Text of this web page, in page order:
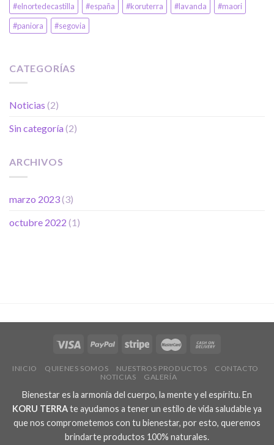
#elnortedecastilla
#españa #koruterra #lavanda
#maori
#paniora
#segovia
CATEGORÍAS
Noticias (2)
Sin categoría (2)
ARCHIVOS
marzo 2023(3)
octubre 2022 (1)
INICIO QUIENES SOMOS NUESTROS PRODUCTOS
CONTACTO
NOTICIAS
GALERÍA
Bienestar es la armonía del cuerpo, la mente y el espíritu. En
KORU TERRAte ayudamos a tener un estilo de vida saludable ya
que nos comprometemos con tu bienestar, por esto, queremos
brindarte productos 100% naturales.